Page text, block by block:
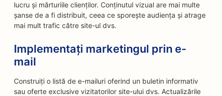
lucru și mărturiile clienților. Conținutul vizual are mai multe
șanse de a fi distribuit, ceea ce sporește audiența și atrage
mai mult trafic către site-ul dvs.
Implementați marketingul prin e-
mail
Construiți o listă de e-mailuri oferind un buletin informativ
sau oferte exclusive vizitatorilor site-ului dvs. Actualizările